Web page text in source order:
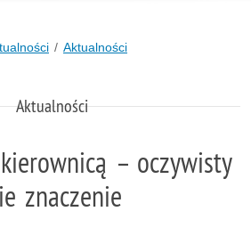
Aktualności
Aktualności
– oczywisty
znaczenie